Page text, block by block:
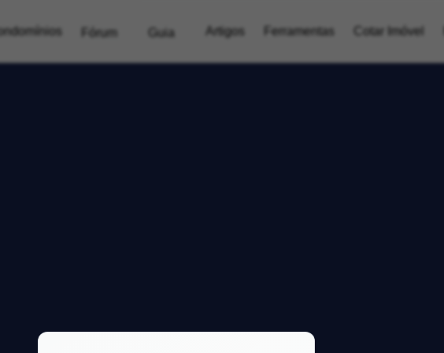
Fórum Guia Artigos Ferramentas Cotar Imóvel